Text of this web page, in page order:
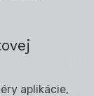
aplikácie,